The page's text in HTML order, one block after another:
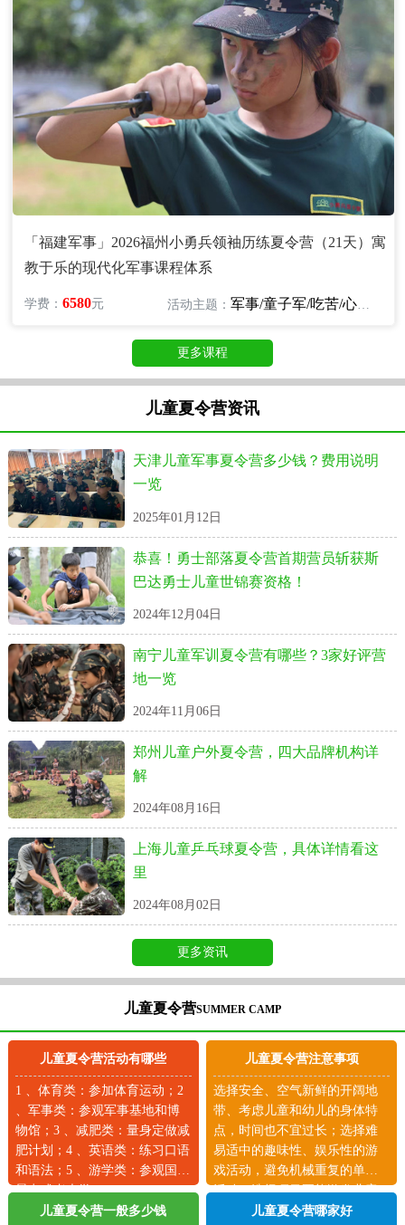
「福建军事」2026福州小勇兵领袖历练夏令营（21天）寓
教于乐的现代化军事课程体系
学费：6580元 活动主题：军事/童子军/吃苦/心智/励志
更多课程
儿童夏令营资讯
天津儿童军事夏令营多少钱？费用说明
一览
2025年01月12日
恭喜！勇士部落夏令营首期营员斩获斯
巴达勇士儿童世锦赛资格！
2024年12月04日
南宁儿童军训夏令营有哪些？3家好评营
地一览
2024年11月06日
郑州儿童户外夏令营，四大品牌机构详
解
2024年08月16日
上海儿童乒乓球夏令营，具体详情看这
里
2024年08月02日
更多资讯
儿童夏令营SUMMER CAMP
儿童夏令营活动有哪些
1 、体育类：参加体育运动；2
、军事类：参观军事基地和博
物馆；3 、减肥类：量身定做减
肥计划；4 、英语类：练习口语
和语法；5 、游学类：参观国外
景点或者大学。
儿童夏令营注意事项
选择安全、空气新鲜的开阔地
带、考虑儿童和幼儿的身体特
点，时间也不宜过长；选择难
易适中的趣味性、娱乐性的游
戏活动，避免机械重复的单项
活动；选择项目要能激发儿童
的兴趣等。
儿童夏令营一般多少钱 儿童夏令营哪家好